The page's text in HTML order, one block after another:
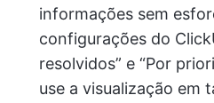
informações sem
configurações do
resolvidos” e “Por
use a visualização em